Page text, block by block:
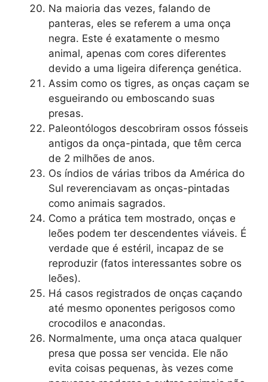
Na maioria das vezes, falando de
panteras, eles se referem a uma onça
negra. Este é exatamente o mesmo
animal, apenas com cores diferentes
devido a uma ligeira diferença genética.
Assim como os tigres, as onças caçam se
esgueirando ou emboscando suas
presas.
Paleontólogos descobriram ossos fósseis
antigos da onça-pintada, que têm cerca
de 2 milhões de anos.
Os índios de várias tribos da América do
Sul reverenciavam as onças-pintadas
como animais sagrados.
Como a prática tem mostrado, onças e
leões podem ter descendentes viáveis. É
verdade que é estéril, incapaz de se
reproduzir (fatos interessantes sobre os
leões).
Há casos registrados de onças caçando
até mesmo oponentes perigosos como
crocodilos e anacondas.
Normalmente, uma onça ataca qualquer
presa que possa ser vencida. Ele não
evita coisas pequenas, às vezes come